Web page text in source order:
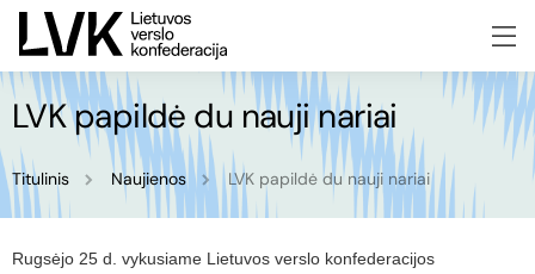
LVK papildė du nauji nariai
Titulinis Naujienos LVK papildė du nauji nariai
Rugsėjo 25 d. vykusiame Lietuvos verslo konfederacijos